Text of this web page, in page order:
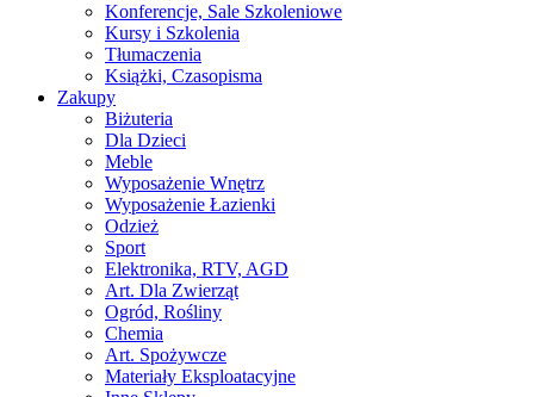
Konferencje, Sale Szkoleniowe
Kursy i Szkolenia
Tłumaczenia
Książki, Czasopisma
Zakupy
Biżuteria
Dla Dzieci
Meble
Wyposażenie Wnętrz
Wyposażenie Łazienki
Odzież
Sport
Elektronika, RTV, AGD
Art. Dla Zwierząt
Ogród, Rośliny
Chemia
Art. Spożywcze
Materiały Eksploatacyjne